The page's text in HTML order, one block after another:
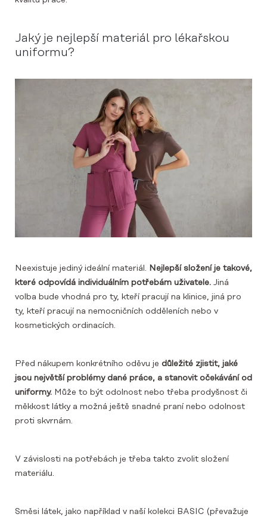
Jaký je nejlepší materiál pro lékařskou
uniformu?
Neexistuje jediný ideální materiál. Nejlepší složení je takové,
které odpovídá individuálním potřebám uživatele. Jiná
volba bude vhodná pro ty, kteří pracují na klinice, jiná pro
ty, kteří pracují na nemocničních odděleních nebo v
kosmetických ordinacích.
Před nákupem konkrétního oděvu je důležité zjistit, jaké
jsou největší problémy dané práce, a stanovit očekávání od
uniformy. Může to být odolnost nebo třeba prodyšnost či
měkkost látky a možná ještě snadné praní nebo odolnost
proti skvrnám.
V závislosti na potřebách je třeba takto zvolit složení
materiálu.
Směsi látek, jako například v naší kolekci BASIC (převažuje